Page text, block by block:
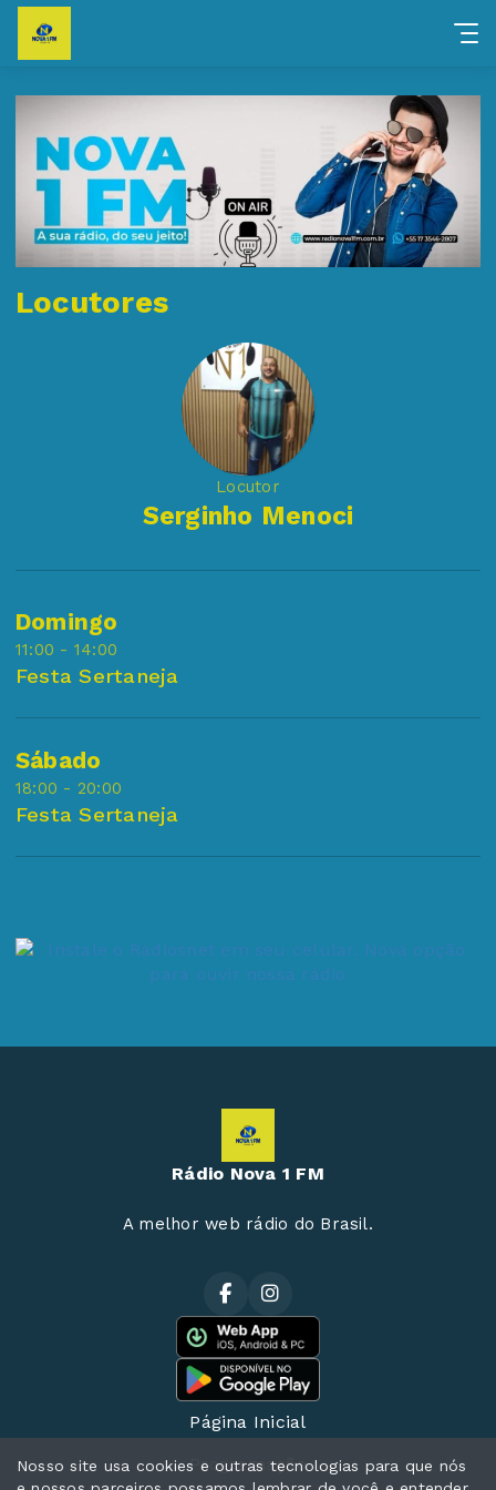
Locutores
Locutor
Serginho Menoci
Domingo
11:00 - 14:00
Festa Sertaneja
Sábado
18:00 - 20:00
Festa Sertaneja
Rádio Nova 1 FM
A melhor web rádio do Brasil.
Página Inicial
Programação
Nosso site usa cookies e outras tecnologias para que nós